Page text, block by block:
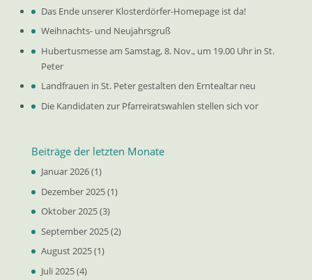
Das Ende unserer Klosterdörfer-Homepage ist da!
Weihnachts- und Neujahrsgruß
Hubertusmesse am Samstag, 8. Nov., um 19.00 Uhr in St.
Peter
Landfrauen in St. Peter gestalten den Erntealtar neu
Die Kandidaten zur Pfarreiratswahlen stellen sich vor
Beiträge der letzten Monate
Januar 2026(1)
Dezember 2025(1)
Oktober 2025(3)
September 2025(2)
August 2025(1)
Juli 2025(4)